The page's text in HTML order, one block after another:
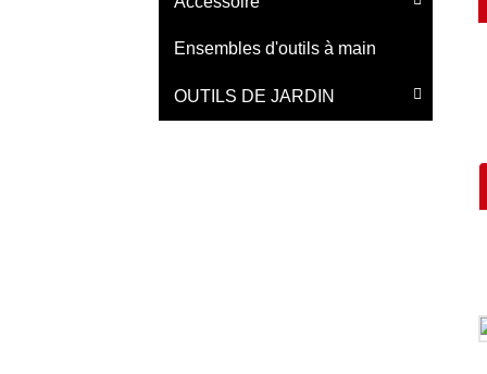
Ensembles d'outils à main
OUTILS DE JARDIN